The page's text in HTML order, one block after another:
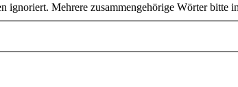
ignoriert. Mehrere zusammengehörige Wörter bitte